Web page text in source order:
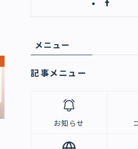
メニュー
記事メニュー
お知らせ